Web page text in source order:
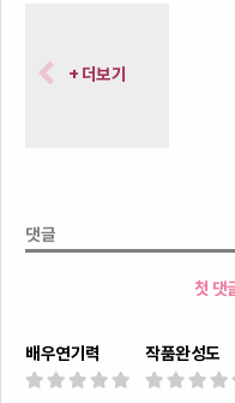
+ 더보기
댓글
첫 댓
배우연기력 작품완성도